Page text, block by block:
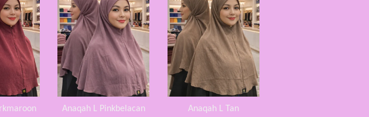
Anaqah L Pinkbelacan Anaqah L Tan